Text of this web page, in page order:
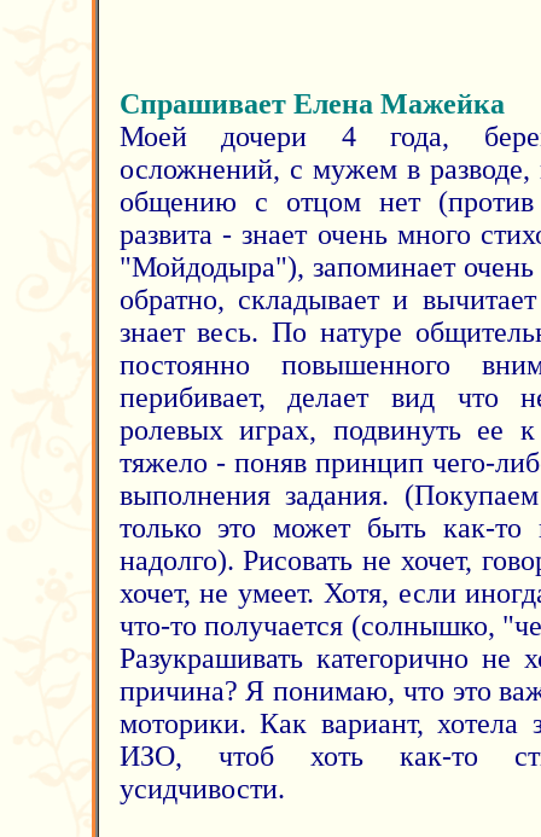
Спрашивает Елена Мажейка
Моей дочери 4 года,
осложнений, с мужем в разводе,
общению с отцом нет
развита - знает очень много
"Мойдодыра"), запоминает
обратно, складывает и
знает весь. По натуре
постоянно повышенного
перибивает, делает вид что
ролевых играх, подвинуть ее
тяжело - поняв принцип чего-
выполнения задания.
только это может быть как-
надолго). Рисовать не хочет,
хочет, не умеет. Хотя, если
что-то получается (солнышко,
Разукрашивать категорично не
причина? Я понимаю, что это
моторики. Как вариант, хотела
ИЗО, чтоб хоть как-то
усидчивости.